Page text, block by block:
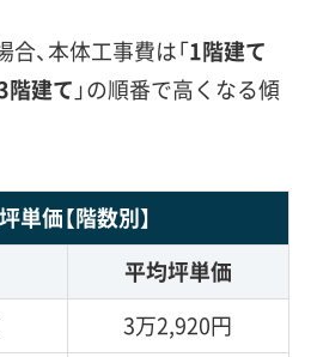
、本体工事費は「1階建て
階建て 」の順番で高くなる傾
単価【階数別】
平均坪単価
3万2,920円